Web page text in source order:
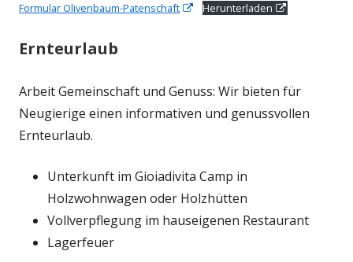
Formular Olivenbaum-Patenschaft Herunterladen
Ernteurlaub
Arbeit Gemeinschaft und Genuss: Wir bieten für
Neugierige einen informativen und genussvollen
Ernteurlaub.
Unterkunft im Gioiadivita Camp in
Holzwohnwagen oder Holzhütten
Vollverpflegung im hauseigenen Restaurant
Lagerfeuer